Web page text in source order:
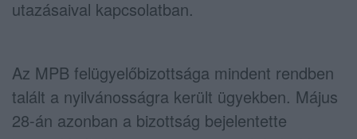
utazásaival kapcsolatban.
Az MPB felügyelőbizottsága mindent rendben
talált a nyilvánosságra került ügyekben. Május
28-án azonban a bizottság bejelentette